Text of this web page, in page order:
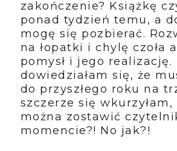
zakończenie? Książkę
ponad tydzień temu, a
mogę się pozbierać.
na łopatki i chylę czoła
pomysł i jego realizację.
dowiedziałam się, że
do przyszłego roku na
szczerze się wkurzyłam,
można zostawić
momencie?! No jak?!